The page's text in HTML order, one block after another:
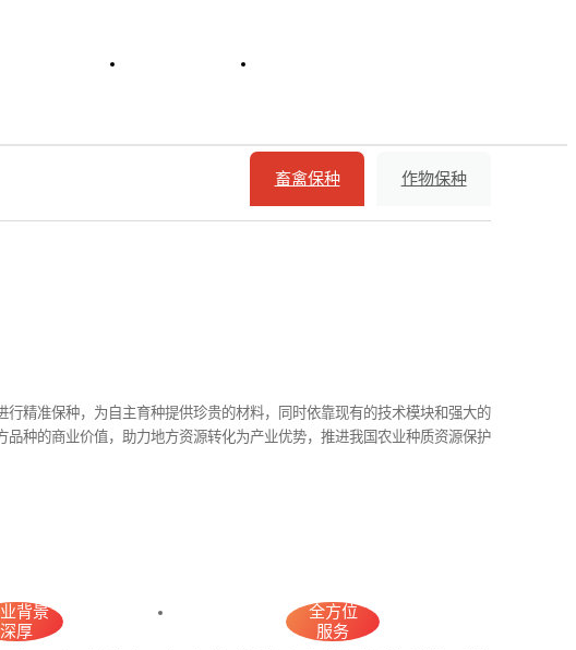
畜禽保种 作物保种
精准保种，为自主育种提供珍贵的材料，同时依靠现有的技术模块和强大的
种的商业价值，助力地方资源转化为产业优势，推进我国农业种质资源保护
背景
深厚
全方位
服务